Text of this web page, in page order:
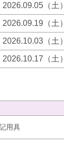
2026.09.05（土）
2026.09.19（土）
2026.10.03（土）
2026.10.17（土）
用具